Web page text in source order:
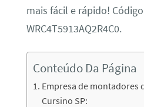
mais fácil e rápido!
WRC4T5913AQ2R4C0.
Conteúdo Da Página
Empresa de montadores
Cursino SP: